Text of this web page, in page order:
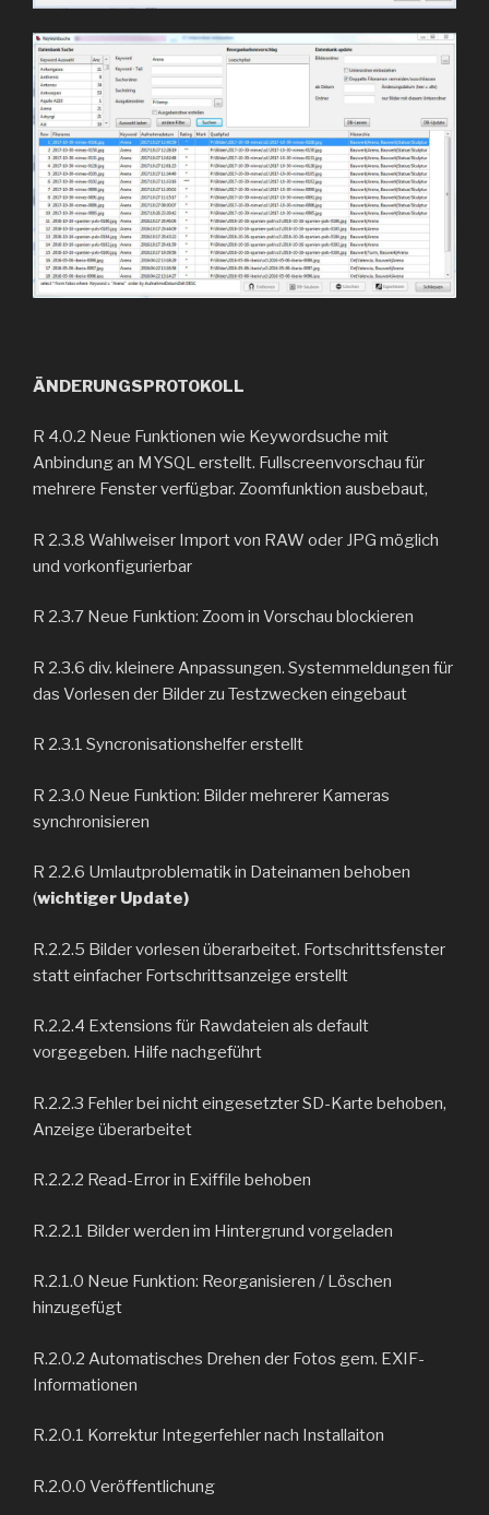
ÄNDERUNGSPROTOKOLL
R 4.0.2 Neue Funktionen wie Keywordsuche mit
Anbindung an MYSQL erstellt. Fullscreenvorschau für
mehrere Fenster verfügbar. Zoomfunktion ausbebaut,
R 2.3.8 Wahlweiser Import von RAW oder JPG möglich
und vorkonfigurierbar
R 2.3.7 Neue Funktion: Zoom in Vorschau blockieren
R 2.3.6 div. kleinere Anpassungen. Systemmeldungen für
das Vorlesen der Bilder zu Testzwecken eingebaut
R 2.3.1 Syncronisationshelfer erstellt
R 2.3.0 Neue Funktion: Bilder mehrerer Kameras
synchronisieren
R 2.2.6 Umlautproblematik in Dateinamen behoben
(wichtiger Update)
R.2.2.5 Bilder vorlesen überarbeitet. Fortschrittsfenster
statt einfacher Fortschrittsanzeige erstellt
R.2.2.4 Extensions für Rawdateien als default
vorgegeben. Hilfe nachgeführt
R.2.2.3 Fehler bei nicht eingesetzter SD-Karte behoben,
Anzeige überarbeitet
R.2.2.2 Read-Error in Exiffile behoben
R.2.2.1 Bilder werden im Hintergrund vorgeladen
R.2.1.0 Neue Funktion: Reorganisieren / Löschen
hinzugefügt
R.2.0.2 Automatisches Drehen der Fotos gem. EXIF-
Informationen
R.2.0.1 Korrektur Integerfehler nach Installaiton
R.2.0.0 Veröffentlichung